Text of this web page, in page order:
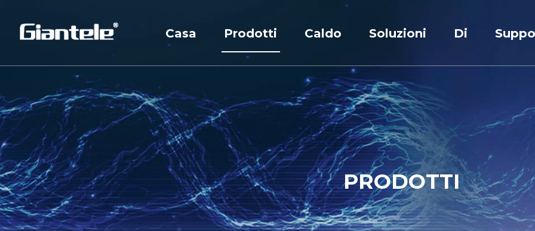
Casa Prodotti
Quadri di bassa tensione
Quadri di media tensione
Interruttore automatico
Reattore Condensatore
Armadio per pannelli CC
Sottostazione prefabbricata
Caldo
Quadro elettrico
Interruttore automatico sotto vuoto
Banca dei condensatori
Unità principale dell'anello
Soluzioni
Soluzione industriale
Applicazione
personalizzazione
Di
Profilo
Centro diFAQ
PRODOTTI